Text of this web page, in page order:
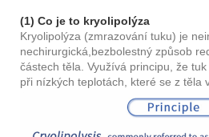
(1) Co je to kryolipolýza
Kryolipolýza (zmrazování tuku) je
nechirurgická, bezbolestný způsob
částech těla. Využívá principu, že
při nízkých teplotách, které se z těla